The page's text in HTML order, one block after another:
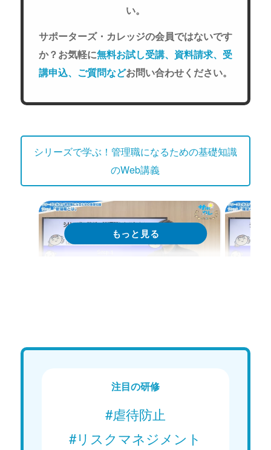
い。
サポーターズ・カレッジの会員ではないです
か？お気軽に無料お試し受講、資料請求、受
講申込、ご質問などお問い合わせください。
シリーズで学ぶ！管理職になるための基礎知識
のWeb講義
ョン」
注目の研修
#虐待防止
#リスクマネジメント